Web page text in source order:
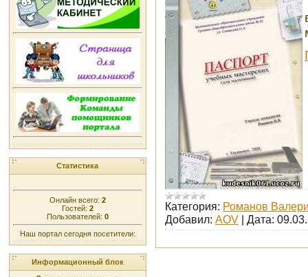
Статистика
Онлайн всего: 2
Гостей: 2
Пользователей: 0
Наш портал сегодня посетители:
Информационный блок
Категория: Романов
Добавил: AOV | Дата: